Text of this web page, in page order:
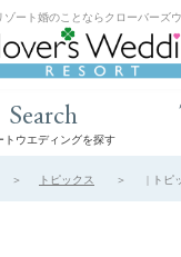
ゾート婚のことならクローバーズ
Search
トウエディングを探す
トピックス | トピ